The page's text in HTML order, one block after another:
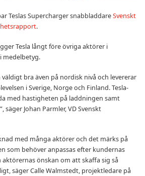
Teslas Supercharger snabbladdareSvenskt
.
Tesla långt före övriga aktörer i
medelbetyg.
väldigt bra även på nordisk nivå och levererar
i Sverige, Norge och Finland. Tesla-
med hastigheten på laddningen samt
säger Johan Parmler, VD Svenskt
med många aktörer och det märks på
som behöver anpassas efter kundernas
önskan om att skaffa sig så
säger Calle Walmstedt, projektledare på